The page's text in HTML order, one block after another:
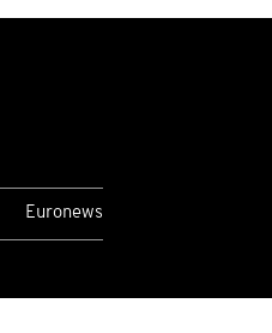
Euronews